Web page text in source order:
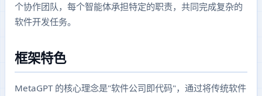
个协作团队，每个智能体承担特定的职责，共同完成复杂的
软件开发任务。
框架特色
MetaGPT 的核心理念是"软件公司即代码"，通过将传统软件